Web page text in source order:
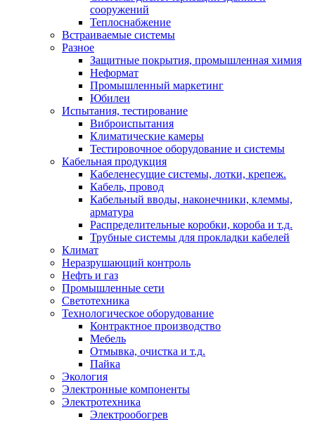
сооружений
Теплоснабжение
Встраиваемые системы
Разное
Защитные покрытия, промышленная химия
Неформат
Промышленный маркетинг
Юбилеи
Испытания, тестирование
Виброиспытания
Климатические камеры
Тестировочное оборудование и системы
Кабельная продукция
Кабеленесущие системы, лотки, крепеж.
Кабель, провод
Кабельный вводы, наконечники, клеммы,
арматура
Распределительные коробки, короба и т.д.
Трубные системы для прокладки кабелей
Климат
Неразрушающий контроль
Нефть и газ
Промышленные сети
Светотехника
Технологическое оборудование
Контрактное производство
Мебель
Отмывка, очистка и т.д.
Пайка
Экология
Электронные компоненты
Электротехника
Электрообогрев